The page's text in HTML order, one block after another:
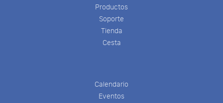
Productos
Soporte
Tienda
Cesta
Calendario
Eventos